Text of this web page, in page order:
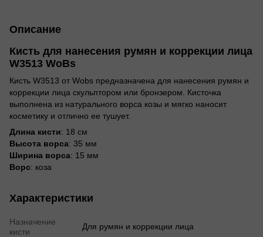
Описание
Кисть для нанесения румян и коррекции лица
W3513 WoBs
Кисть W3513 от Wobs предназначена для нанесения румян и
коррекции лица скульптором или бронзером. Кисточка
выполнена из натурального ворса козы и мягко наносит
косметику и отлично ее тушует.
Длина кисти: 18 см
Высота ворса: 35 мм
Ширина ворса: 15 мм
Ворс: коза
Характеристики
Назначение
кисти
Для румян и коррекции лица